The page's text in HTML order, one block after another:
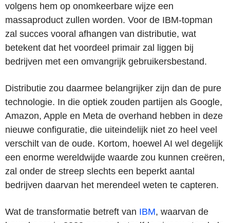
volgens hem op onomkeerbare wijze een
massaproduct zullen worden. Voor de IBM-topman
zal succes vooral afhangen van distributie, wat
betekent dat het voordeel primair zal liggen bij
bedrijven met een omvangrijk gebruikersbestand.
Distributie zou daarmee belangrijker zijn dan de pure
technologie. In die optiek zouden partijen als Google,
Amazon, Apple en Meta de overhand hebben in deze
nieuwe configuratie, die uiteindelijk niet zo heel veel
verschilt van de oude. Kortom, hoewel AI wel degelijk
een enorme wereldwijde waarde zou kunnen creëren,
zal onder de streep slechts een beperkt aantal
bedrijven daarvan het merendeel weten te capteren.
Wat de transformatie betreft van IBM, waarvan de